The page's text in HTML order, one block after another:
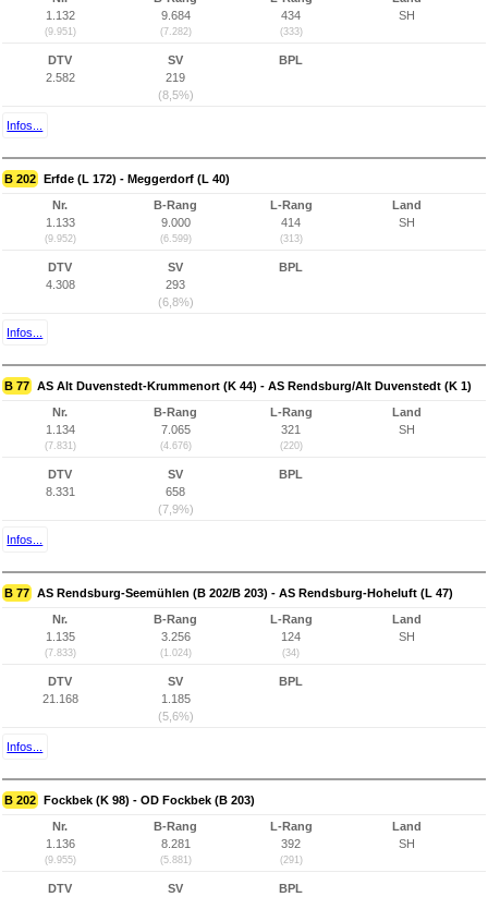
1.132
(9.951)
9.684
(7.282)
434
(333)
SH
DTV
2.582
SV
219
(8,5%)
BPL
Infos...
B 202 Erfde (L 172) - Meggerdorf (L 40)
Nr.
1.133
(9.952)
B-Rang
9.000
(6.599)
L-Rang
414
(313)
Land
SH
DTV
4.308
SV
293
(6,8%)
BPL
Infos...
B 77 AS Alt Duvenstedt-Krummenort (K 44) - AS Rendsburg/Alt Duvenstedt (K 1)
Nr.
1.134
(7.831)
B-Rang
7.065
(4.676)
L-Rang
321
(220)
Land
SH
DTV
8.331
SV
658
(7,9%)
BPL
Infos...
B 77 AS Rendsburg-Seemühlen (B 202/B 203) - AS Rendsburg-Hoheluft (L 47)
Nr.
1.135
(7.833)
B-Rang
3.256
(1.024)
L-Rang
124
(34)
Land
SH
DTV
21.168
SV
1.185
(5,6%)
BPL
Infos...
B 202 Fockbek (K 98) - OD Fockbek (B 203)
Nr.
1.136
(9.955)
B-Rang
8.281
(5.881)
L-Rang
392
(291)
Land
SH
DTV
SV
BPL